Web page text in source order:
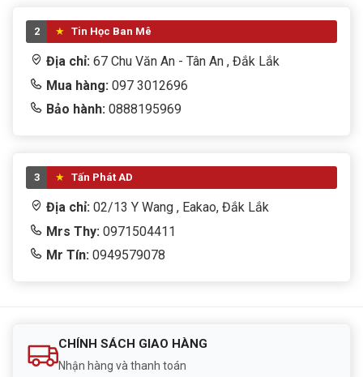
2 Tin Học Ban Mê
Địa chỉ: 67 Chu Văn An - Tân An , Đắk Lắk
Mua hàng: 097 3012696
Bảo hành: 0888195969
3 Tấn Phát AD
Địa chỉ: 02/13 Y Wang , Eakao, Đắk Lắk
Mrs Thy: 0971504411
Mr Tín: 0949579078
CHÍNH SÁCH GIAO HÀNG
Nhận hàng và thanh toán